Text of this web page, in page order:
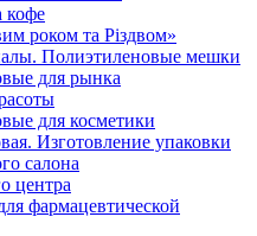
кофе
роком та Різдвом»
Полиэтиленовые мешки
для рынка
для косметики
Изготовление упаковки
салона
центра
фармацевтической